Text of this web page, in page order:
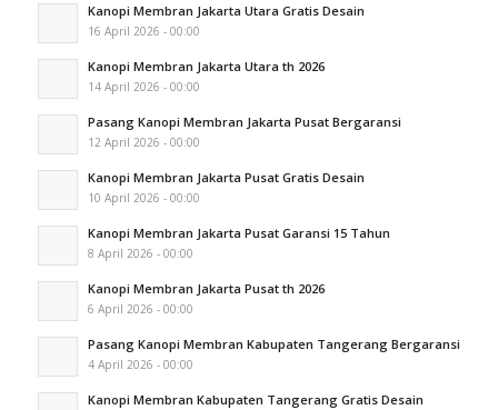
Kanopi Membran Jakarta Utara Gratis Desain
16 April 2026 - 00:00
Kanopi Membran Jakarta Utara th 2026
14 April 2026 - 00:00
Pasang Kanopi Membran Jakarta Pusat Bergaransi
12 April 2026 - 00:00
Kanopi Membran Jakarta Pusat Gratis Desain
10 April 2026 - 00:00
Kanopi Membran Jakarta Pusat Garansi 15 Tahun
8 April 2026 - 00:00
Kanopi Membran Jakarta Pusat th 2026
6 April 2026 - 00:00
Pasang Kanopi Membran Kabupaten Tangerang Bergaransi
4 April 2026 - 00:00
Kanopi Membran Kabupaten Tangerang Gratis Desain